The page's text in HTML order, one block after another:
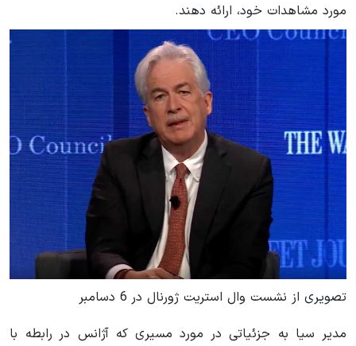
مورد مشاهدات خود، ارائه دهند.
تصویری از نشست وال استریت ژورنال در 6 دسامبر
مدیر سیا به جزئیاتی در مورد مسیری که آژانس در رابطه با